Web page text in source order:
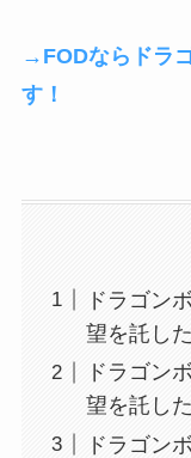
→FODならドラ
す！
ドラゴン
望を託し
ドラゴン
望を託し
ドラゴン